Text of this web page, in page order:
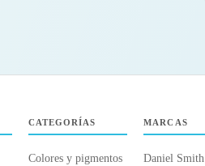
CATEGORÍAS
Colores y pigmentos
MARCAS
Daniel Smith